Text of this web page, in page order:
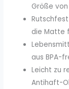
Größe
die Matte
aus BPA-
Leicht zu
Antihaft-